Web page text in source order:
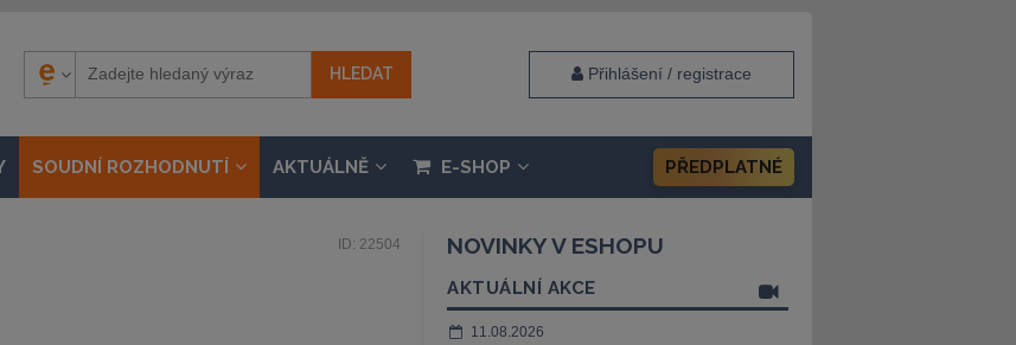
Přihlášení / registrace
SOUDNÍ ROZHODNUTÍ AKTUÁLNĚ E-SHOP PŘEDPLATNÉ
ID: 22504 NOVINKY V ESHOPU
AKTUÁLNÍ AKCE
11.08.2026